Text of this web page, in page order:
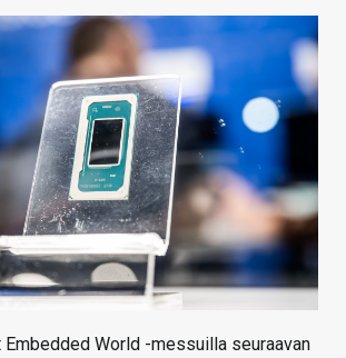
World -messuilla seuraavan